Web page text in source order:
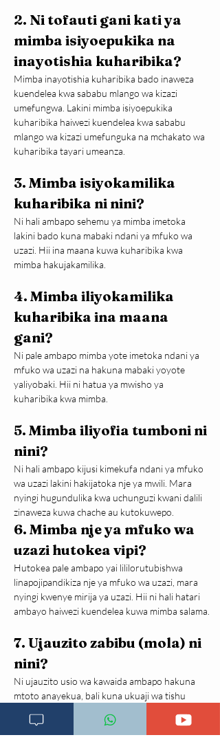
2. Ni tofauti gani kati ya
mimba isiyoepukika na
inayotishia kuharibika?
Mimba inayotishia kuharibika bado inaweza
kuendelea kwa sababu mlango wa kizazi
umefungwa. Lakini mimba isiyoepukika
kuharibika haiwezi kuendelea kwa sababu
mlango wa kizazi umefunguka na mchakato wa
kuharibika tayari umeanza.
3. Mimba isiyokamilika
kuharibika ni nini?
Ni hali ambapo sehemu ya mimba imetoka
lakini bado kuna mabaki ndani ya mfuko wa
uzazi. Hii ina maana kuwa kuharibika kwa
mimba hakujakamilika.
4. Mimba iliyokamilika
kuharibika ina maana
gani?
Ni pale ambapo mimba yote imetoka ndani ya
mfuko wa uzazi na hakuna mabaki yoyote
yaliyobaki. Hii ni hatua ya mwisho ya
kuharibika kwa mimba.
5. Mimba iliyofia tumboni ni
nini?
Ni hali ambapo kijusi kimekufa ndani ya mfuko
wa uzazi lakini hakijatoka nje ya mwili. Mara
nyingi hugundulika kwa uchunguzi kwani dalili
zinaweza kuwa chache au kutokuwepo.
6. Mimba nje ya mfuko wa
uzazi hutokea vipi?
Hutokea pale ambapo yai lililorutubishwa
linapojipandikiza nje ya mfuko wa uzazi, mara
nyingi kwenye mirija ya uzazi. Hii ni hali hatari
ambayo haiwezi kuendelea kuwa mimba salama.
7. Ujauzito zabibu (mola) ni
nini?
Ni ujauzito usio wa kawaida ambapo hakuna
mtoto anayekua, bali kuna ukuaji wa tishu
kama zabibu ndani ya mfuko wa uzazi.